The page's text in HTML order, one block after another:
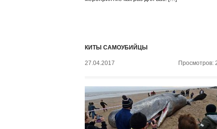
КИТЫ САМОУБИЙЦЫ
27.04.2017 Просмотров: